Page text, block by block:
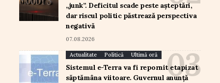
„junk”. Deficitul scade peste așteptări,
dar riscul politic păstrează perspectiva
negativă
07.08.2026
Actualitate Politică Ultimă oră
Sistemul e-Terra va fi repornit etapizat
săptămâna viitoare. Guvernul anunță